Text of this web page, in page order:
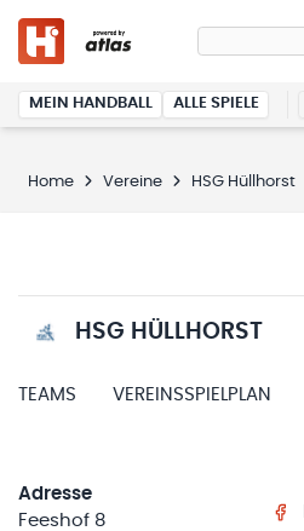
MEIN HANDBALL ALLE SPIELE
Home Vereine HSG Hüllhorst
HSG HÜLLHORST
TEAMS VEREINSSPIELPLAN
Adresse
Feeshof 8